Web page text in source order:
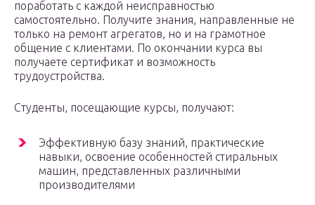
поработать с каждой неисправностью
самостоятельно. Получите знания, направленные не
только на ремонт агрегатов, но и на грамотное
общение с клиентами. По окончании курса вы
получаете сертификат и возможность
трудоустройства.
Студенты, посещающие курсы, получают:
Эффективную базу знаний, практические
навыки, освоение особенностей стиральных
машин, представленных различными
производителями